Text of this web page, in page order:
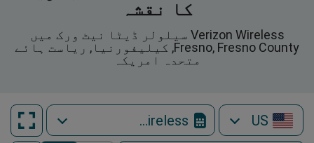
کا نقشہ
Verizon Wireless سیلولر ڈیٹا نیٹ ورک میں
Fresno, Fresno County, کیلیفورنیا, ریاست ہائے
متحدہ امریکہ
US
Verizon Wireless